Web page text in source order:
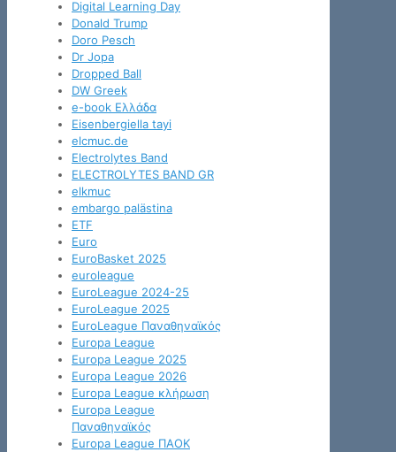
Digital Learning Day
Donald Trump
Doro Pesch
Dr Jopa
Dropped Ball
DW Greek
e-book Ελλάδα
Eisenbergiella tayi
elcmuc.de
Electrolytes Band
ELECTROLYTES BAND GR
elkmuc
embargo palästina
ETF
Euro
EuroBasket 2025
euroleague
EuroLeague 2024-25
EuroLeague 2025
EuroLeague Παναθηναϊκός
Europa League
Europa League 2025
Europa League 2026
Europa League κλήρωση
Europa League
Παναθηναϊκός
Europa League ΠΑΟΚ